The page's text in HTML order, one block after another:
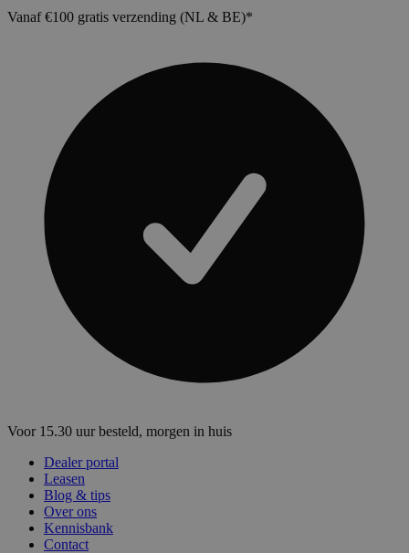
Vanaf €100 gratis verzending (NL & BE)*
Voor 15.30 uur besteld, morgen in huis
Dealer portal
Leasen
Blog & tips
Over ons
Kennisbank
Contact